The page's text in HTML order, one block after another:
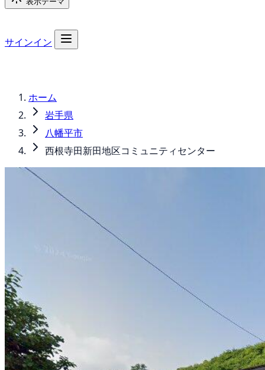
サインイン
ホーム
岩手県
八幡平市
西根寺田新田地区コミュニティセンター